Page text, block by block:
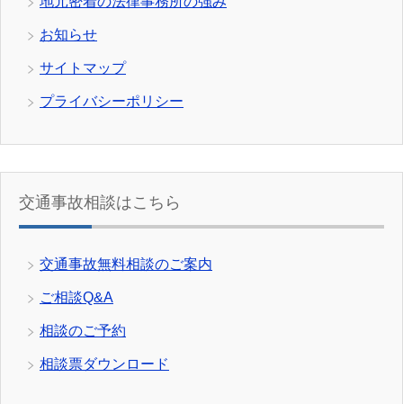
お知らせ
サイトマップ
プライバシーポリシー
交通事故相談はこちら
交通事故無料相談のご案内
ご相談Q&A
相談のご予約
相談票ダウンロード